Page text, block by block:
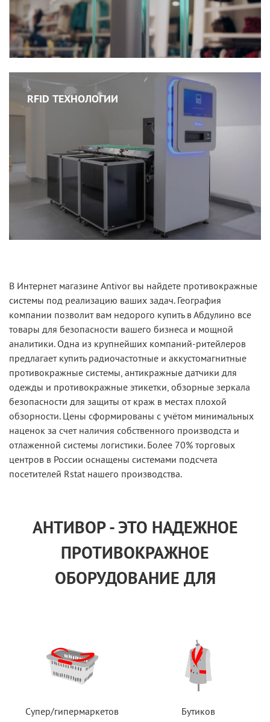
RFID ТЕХНОЛОГИИ
В Интернет магазине Antivor вы найдете противокражные
системы под реализацию ваших задач. География
компании позволит вам недорого купить в Абдулино все
товары для безопасности вашего бизнеса и мощной
аналитики. Одна из крупнейших компаний-ритейлеров
предлагает купить радиочастотные и аккустомагнитные
противокражные системы, антикражные датчики для
одежды и противокражные этикетки, обзорные зеркала
безопасности для защиты от краж в местах плохой
обзорности. Цены сформированы с учётом минимальных
наценок за счет наличия собственного производста и
отлаженной системы логистики. Более 70% торговых
центров в России оснащены системами подсчета
посетителей Rstat нашего производства.
АНТИВОР - ЭТО НАДЕЖНОЕ
ПРОТИВОКРАЖНОЕ
ОБОРУДОВАНИЕ ДЛЯ
Супер/гипермаркетов Бутиков